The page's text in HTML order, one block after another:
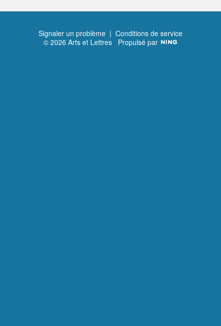
Signaler un problème | Conditions de service
© 2026 Arts et Lettres Propulsé par